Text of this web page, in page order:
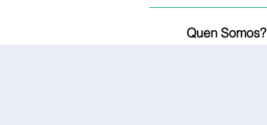
Quen Somos?